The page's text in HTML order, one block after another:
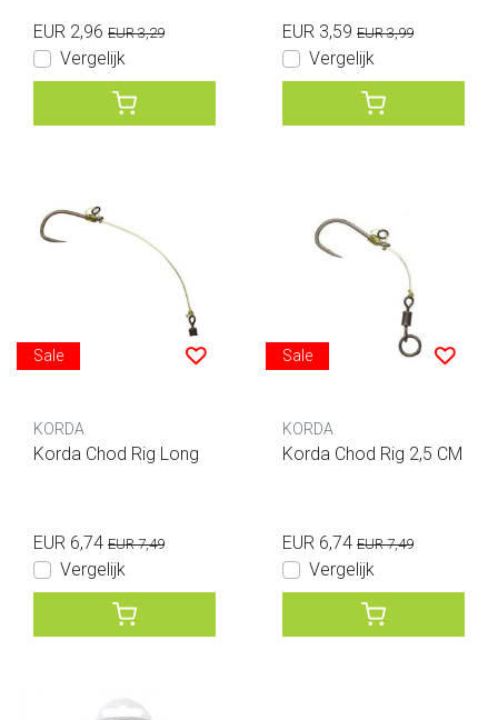
EUR 2,96 EUR 3,29
Vergelijk
EUR 3,59 EUR 3,99
Vergelijk
Sale
KORDA
Korda Chod Rig Long
EUR 6,74 EUR 7,49
Vergelijk
Sale
KORDA
Korda Chod Rig 2,5 CM
EUR 6,74 EUR 7,49
Vergelijk